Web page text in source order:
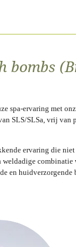
bombs
spa-ervaring met
SLS/SLSa, vrij van
ervaring die
weldadige
en huidverzorgende